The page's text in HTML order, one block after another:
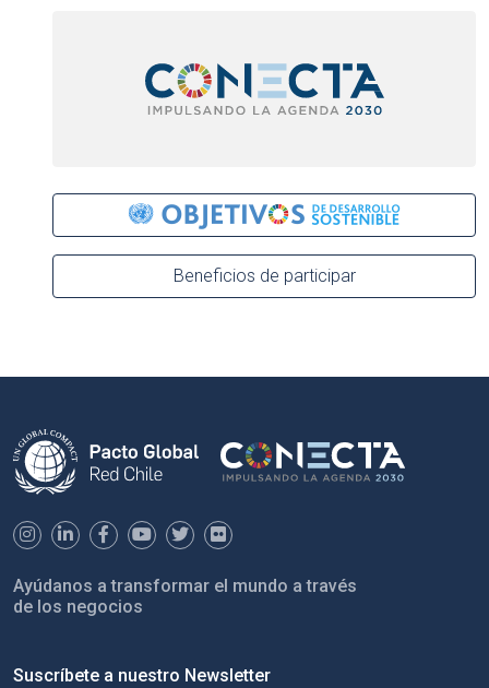
Beneficios de participar
Ayúdanos a transformar el mundo a través
de los negocios
Suscríbete a nuestro Newsletter